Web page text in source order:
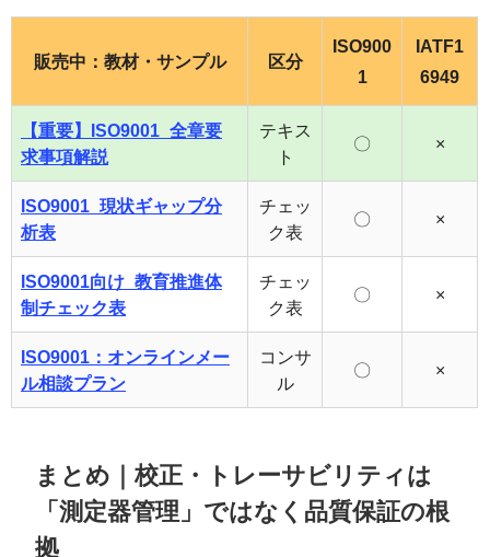
販売中：教材・サンプル 区分
ISO900
1
IATF1
6949
【重要】ISO9001_全章要
求事項解説
テキス
ト
〇 ×
ISO9001_現状ギャップ分
析表
チェッ
ク表
〇 ×
ISO9001向け_教育推進体
制チェック表
チェッ
ク表
〇 ×
ISO9001：オンラインメー
ル相談プラン
コンサ
ル
〇 ×
まとめ｜校正・トレーサビリティは
「測定器管理」ではなく品質保証の根
拠